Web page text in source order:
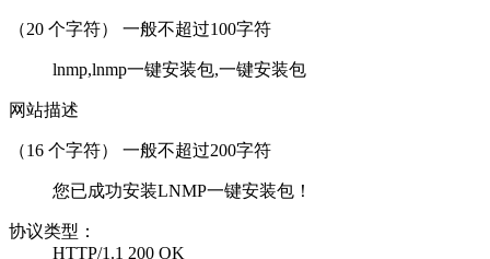
（20 个字符） 一般不超过100字符
lnmp,lnmp一键安装包,一键安装包
网站描述
（16 个字符） 一般不超过200字符
您已成功安装LNMP一键安装包！
协议类型：
HTTP/1.1 200 OK